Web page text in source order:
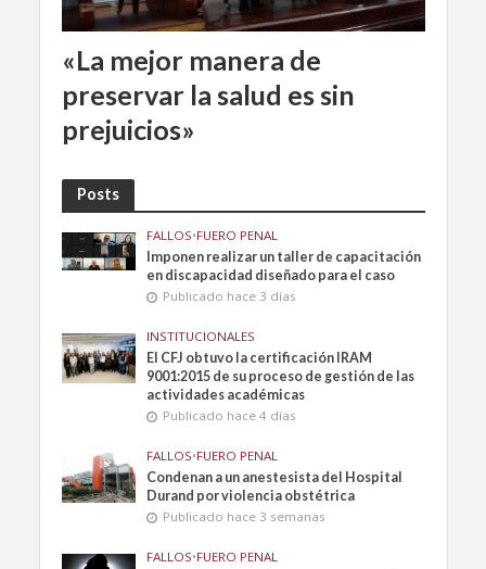
«La mejor manera de
preservar la salud es sin
prejuicios»
Posts
FALLOS•FUERO PENAL
Imponen realizar un taller de capacitación
en discapacidad diseñado para el caso
Publicado hace 3 días
INSTITUCIONALES
El CFJ obtuvo la certificación IRAM
9001:2015 de su proceso de gestión de las
actividades académicas
Publicado hace 4 días
FALLOS•FUERO PENAL
Condenan a un anestesista del Hospital
Durand por violencia obstétrica
Publicado hace 3 semanas
FALLOS•FUERO PENAL